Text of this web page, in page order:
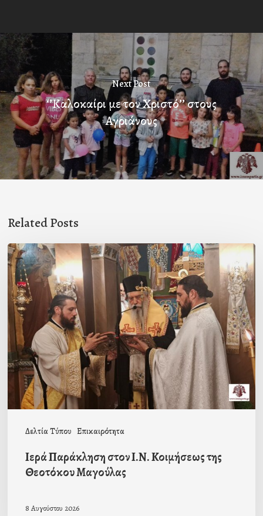
Next Post
‘’Καλοκαίρι με τον Χριστό’’ στους
Αγριάνους
Related Posts
Δελτία Τύπου Επικαιρότητα
Ιερά
Παράκληση
στον
Ι.Ν.
Κοιμήσεως
της
Θεοτόκου
Μαγούλας
Ιερά Παράκληση στον Ι.Ν. Κοιμήσεως της
Θεοτόκου Μαγούλας
8 Αυγούστου 2026